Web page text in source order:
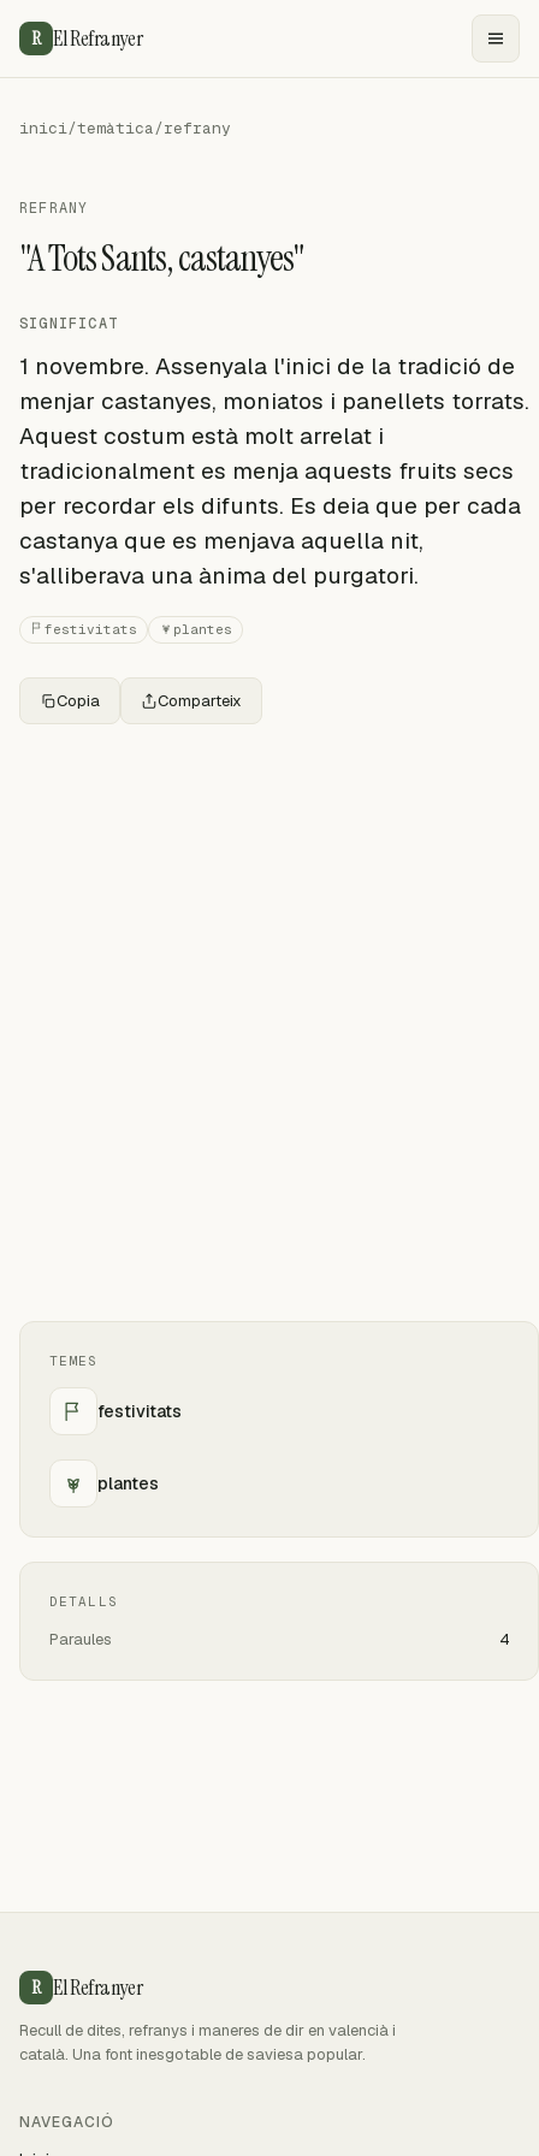
R El Refranyer
inici/temàtica/refrany
REFRANY
"A Tots Sants, castanyes"
SIGNIFICAT
1 novembre. Assenyala l'inici de la tradició de
menjar castanyes, moniatos i panellets torrats.
Aquest costum està molt arrelat i
tradicionalment es menja aquests fruits secs
per recordar els difunts. Es deia que per cada
castanya que es menjava aquella nit,
s'alliberava una ànima del purgatori.
festivitats plantes
Copia Comparteix
TEMES
festivitats
plantes
DETALLS
Paraules 4
R El Refranyer
Recull de dites, refranys i maneres de dir en valencià i
català. Una font inesgotable de saviesa popular.
NAVEGACIÓ